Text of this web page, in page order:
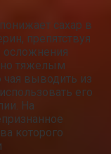
сахар в
препятствуя
осложнения
тяжелым
чая выводить из
его
На
которого